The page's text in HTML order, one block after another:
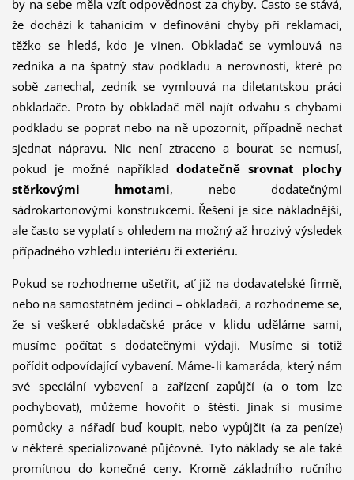
by na sebe měla vzít odpovědnost za chyby. Často se stává,
že dochází k tahanicím v definování chyby při reklamaci,
těžko se hledá, kdo je vinen. Obkladač se vymlouvá na
zedníka a na špatný stav podkladu a nerovnosti, které po
sobě zanechal, zedník se vymlouvá na diletantskou práci
obkladače. Proto by obkladač měl najít odvahu s chybami
podkladu se poprat nebo na ně upozornit, případně nechat
sjednat nápravu. Nic není ztraceno a bourat se nemusí,
pokud je možné napříkladdodatečně srovnat plochy
stěrkovými hmotami, nebo dodatečnými
sádrokartonovými konstrukcemi. Řešení je sice nákladnější,
ale často se vyplatí s ohledem na možný až hrozivý výsledek
případného vzhledu interiéru či exteriéru.
Pokud se rozhodneme ušetřit, ať již na dodavatelské firmě,
nebo na samostatném jedinci – obkladači, a rozhodneme se,
že si veškeré obkladačské práce v klidu uděláme sami,
musíme počítat s dodatečnými výdaji. Musíme si totiž
pořídit odpovídající vybavení. Máme-li kamaráda, který nám
své speciální vybavení a zařízení zapůjčí (a o tom lze
pochybovat), můžeme hovořit o štěstí. Jinak si musíme
pomůcky a nářadí buď koupit, nebo vypůjčit (a za peníze)
v některé specializované půjčovně. Tyto náklady se ale také
promítnou do konečné ceny. Kromě základního ručního